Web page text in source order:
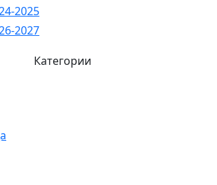
2025
2027
Категории